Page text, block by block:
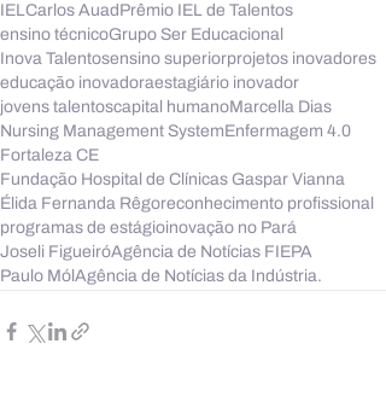
IELCarlos Auad Prêmio IEL de Talentos
ensino técnicoGrupo Ser Educacional
Inova Talentosensino superiorprojetos inovadores
educação inovadoraestagiário inovador
jovens talentoscapital humanoMarcella Dias
Nursing Management SystemEnfermagem 4.0
Fortaleza CE
Fundação Hospital de Clínicas Gaspar Vianna
Élida Fernanda Rêgoreconhecimento profissional
programas de estágioinovação no Pará
Joseli FigueiróAgência de Notícias FIEPA
Paulo Mól Agência de Notícias da Indústria.